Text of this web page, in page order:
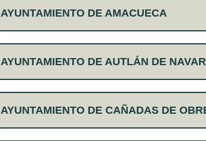
AYUNTAMIENTO DE AMACUECA
AYUNTAMIENTO DE AUTLÁN DE
AYUNTAMIENTO DE CAÑADAS DE